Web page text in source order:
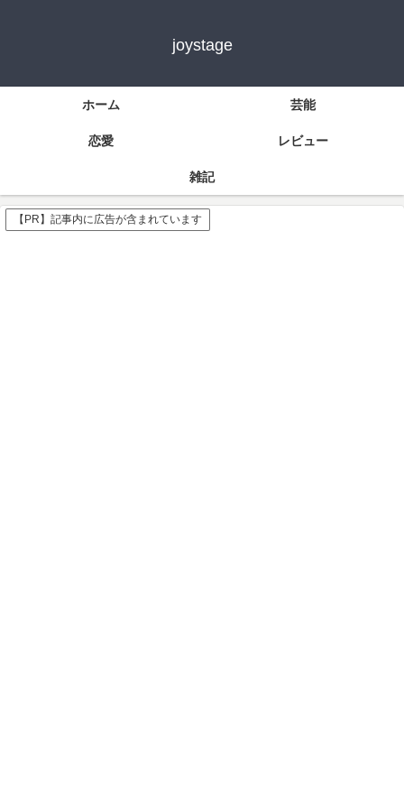
joystage
ホーム 芸能
恋愛 レビュー
雑記
【PR】記事内に広告が含まれています